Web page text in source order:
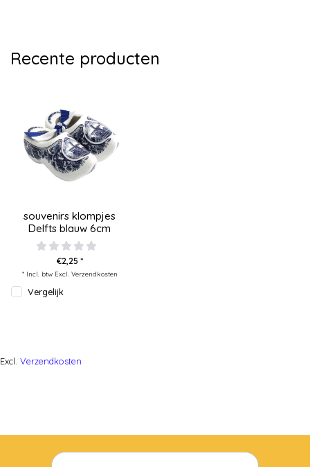
Recente producten
souvenirs klompjes
Delfts blauw 6cm
€2,25 *
* Incl. btw Excl. Verzendkosten
Vergelijk
Excl. Verzendkosten